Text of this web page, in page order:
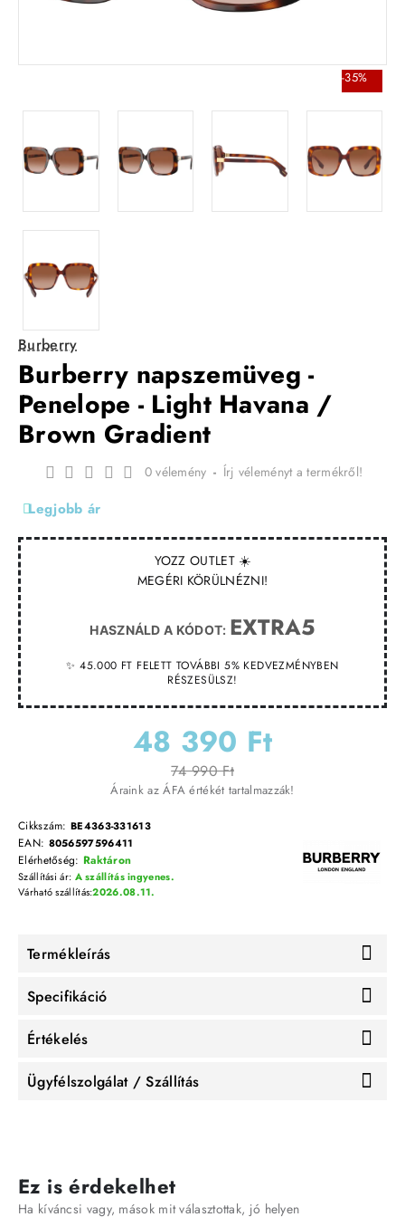
-35%
Burberry
Burberry napszemüveg -
Penelope - Light Havana /
Brown Gradient
YOZZ OUTLET ☀️
MEGÉRI KÖRÜLNÉZNI!
HASZNÁLD A KÓDOT: EXTRA5
✨ 45.000 FT FELETT TOVÁBBI 5% KEDVEZMÉNYBEN
RÉSZESÜLSZ!
Legjobb ár
0 vélemény - Írj véleményt a termékről!
48 390 Ft
74 990 Ft
Áraink az ÁFA értékét tartalmazzák!
Cikkszám: BE4363-331613
EAN: 8056597596411
Elérhetőség: Raktáron
Várható szállítás:2026.08.11.
Szállítási ár: A szállítás ingyenes.
Termékleírás
Specifikáció
Értékelés
Ügyfélszolgálat / Szállítás
Ez is érdekelhet
Ha kíváncsi vagy, mások mit választottak, jó helyen